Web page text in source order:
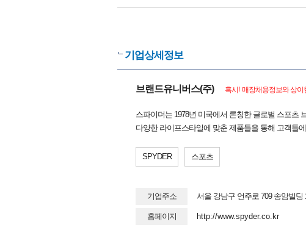
기업상세정보
브랜드유니버스(주) 혹시! 매장채용정보와 상이
스파이더는 1978년 미국에서 론칭한 글로벌 스포츠
다양한 라이프스타일에 맞춘 제품들을 통해 고객들
SPYDER 스포츠
기업주소 서울 강남구 언주로 709 송암빌딩
홈페이지 http://www.spyder.co.kr